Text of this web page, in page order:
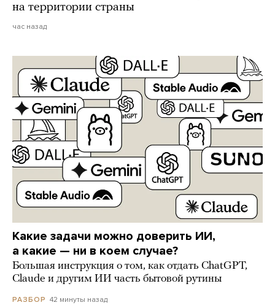
на территории страны
час назад
Какие задачи можно доверить ИИ,
а какие — ни в коем случае?
Большая инструкция о том, как отдать ChatGPT,
Claude и другим ИИ часть бытовой рутины
РАЗБОР 42 минуты назад